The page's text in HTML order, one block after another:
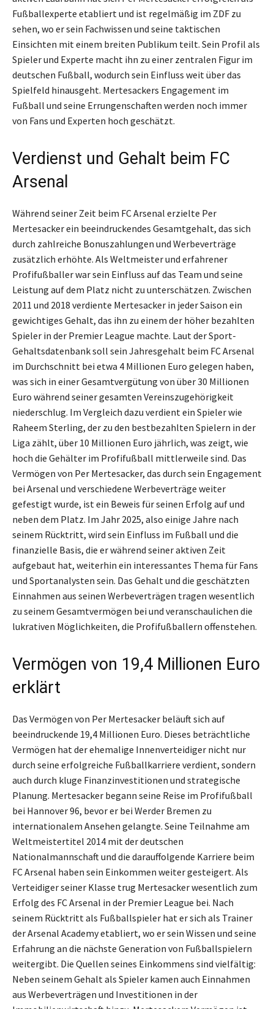
Fußballexperte etabliert und ist regelmäßig im ZDF zu
sehen, wo er sein Fachwissen und seine taktischen
Einsichten mit einem breiten Publikum teilt. Sein Profil als
Spieler und Experte macht ihn zu einer zentralen Figur im
deutschen Fußball, wodurch sein Einfluss weit über das
Spielfeld hinausgeht. Mertesackers Engagement im
Fußball und seine Errungenschaften werden noch immer
von Fans und Experten hoch geschätzt.
Verdienst und Gehalt beim FC
Arsenal
Während seiner Zeit beim FC Arsenal erzielte Per
Mertesacker ein beeindruckendes Gesamtgehalt, das sich
durch zahlreiche Bonuszahlungen und Werbeverträge
zusätzlich erhöhte. Als Weltmeister und erfahrener
Profifußballer war sein Einfluss auf das Team und seine
Leistung auf dem Platz nicht zu unterschätzen. Zwischen
2011 und 2018 verdiente Mertesacker in jeder Saison ein
gewichtiges Gehalt, das ihn zu einem der höher bezahlten
Spieler in der Premier League machte. Laut der Sport-
Gehaltsdatenbank soll sein Jahresgehalt beim FC Arsenal
im Durchschnitt bei etwa 4 Millionen Euro gelegen haben,
was sich in einer Gesamtvergütung von über 30 Millionen
Euro während seiner gesamten Vereinszugehörigkeit
niederschlug. Im Vergleich dazu verdient ein Spieler wie
Raheem Sterling, der zu den bestbezahlten Spielern in der
Liga zählt, über 10 Millionen Euro jährlich, was zeigt, wie
hoch die Gehälter im Profifußball mittlerweile sind. Das
Vermögen von Per Mertesacker, das durch sein Engagement
bei Arsenal und verschiedene Werbeverträge weiter
gefestigt wurde, ist ein Beweis für seinen Erfolg auf und
neben dem Platz. Im Jahr 2025, also einige Jahre nach
seinem Rücktritt, wird sein Einfluss im Fußball und die
finanzielle Basis, die er während seiner aktiven Zeit
aufgebaut hat, weiterhin ein interessantes Thema für Fans
und Sportanalysten sein. Das Gehalt und die geschätzten
Einnahmen aus seinen Werbeverträgen tragen wesentlich
zu seinem Gesamtvermögen bei und veranschaulichen die
lukrativen Möglichkeiten, die Profifußballern offenstehen.
Vermögen von 19,4 Millionen Euro
erklärt
Das Vermögen von Per Mertesacker beläuft sich auf
beeindruckende 19,4 Millionen Euro. Dieses beträchtliche
Vermögen hat der ehemalige Innenverteidiger nicht nur
durch seine erfolgreiche Fußballkarriere verdient, sondern
auch durch kluge Finanzinvestitionen und strategische
Planung. Mertesacker begann seine Reise im Profifußball
bei Hannover 96, bevor er bei Werder Bremen zu
internationalem Ansehen gelangte. Seine Teilnahme am
Weltmeistertitel 2014 mit der deutschen
Nationalmannschaft und die darauffolgende Karriere beim
FC Arsenal haben sein Einkommen weiter gesteigert. Als
Verteidiger seiner Klasse trug Mertesacker wesentlich zum
Erfolg des FC Arsenal in der Premier League bei. Nach
seinem Rücktritt als Fußballspieler hat er sich als Trainer
der Arsenal Academy etabliert, wo er sein Wissen und seine
Erfahrung an die nächste Generation von Fußballspielern
weitergibt. Die Quellen seines Einkommens sind vielfältig:
Neben seinem Gehalt als Spieler kamen auch Einnahmen
aus Werbeverträgen und Investitionen in der